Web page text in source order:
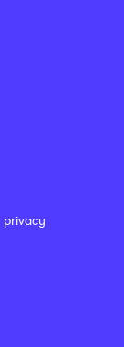
privacy